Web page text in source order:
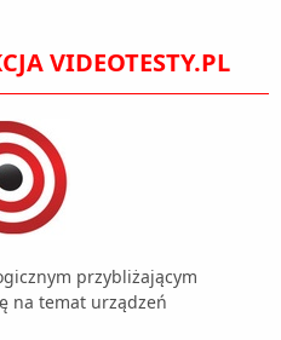
VIDEOTESTY.PL
przybliżającym
na temat urządzeń